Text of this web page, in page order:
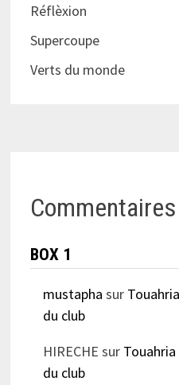
Réflèxion
Supercoupe
Verts du monde
BOX 1
mustapha sur
du club
HIRECHE sur
du club